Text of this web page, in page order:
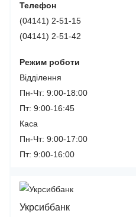
Телефон
(04141) 2-51-15
(04141) 2-51-42
Режим роботи
Відділення
Пн-Чт: 9:00-18:00
Пт: 9:00-16:45
Каса
Пн-Чт: 9:00-17:00
Пт: 9:00-16:00
Укрсиббанк